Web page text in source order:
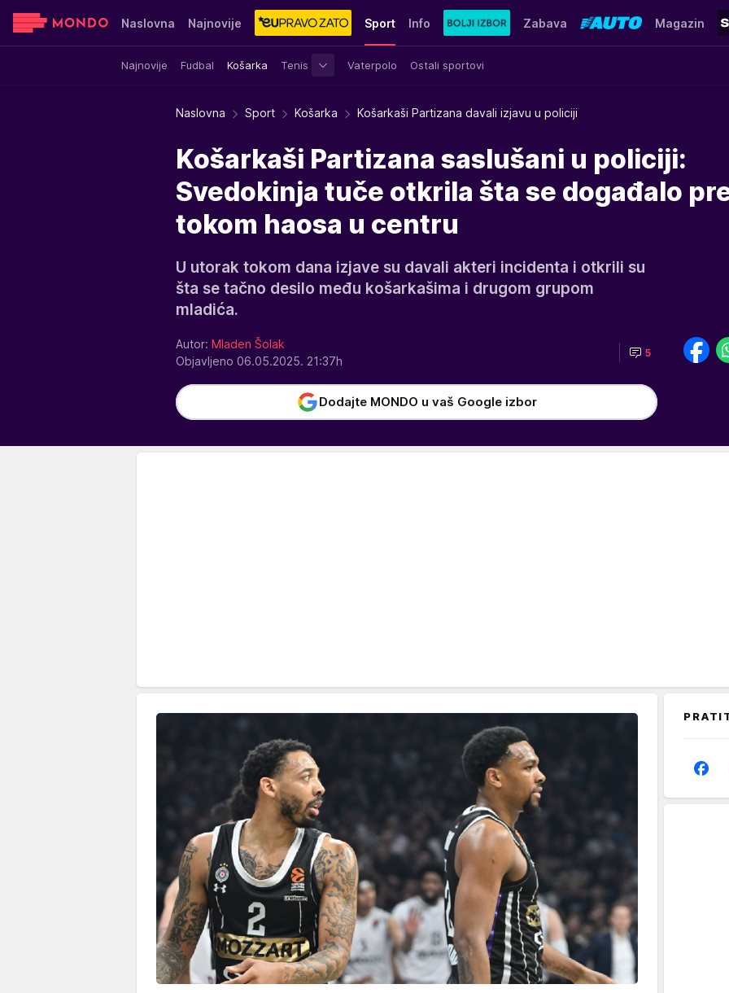
Naslovna Najnovije Sport
Najnovije Fudbal Košarka Tenis Vaterpolo Ostali sportovi
Info Zabava Magazin
Sensa Stvar ukusa Yumama
Naslovna Sport Košarka Košarkaši Partizana davali izjavu u policiji
Košarkaši Partizana saslušani u policiji:
Svedokinja tuče otkrila šta se događalo
tokom haosa u centru
U utorak tokom dana izjave su davali akteri incidenta i otkrili su
šta se tačno desilo među košarkašima i drugom grupom
mladića.
Autor: Mladen Šolak
Objavljeno 06.05.2025. 21:37h
5
Dodajte MONDO u vaš Google izbor